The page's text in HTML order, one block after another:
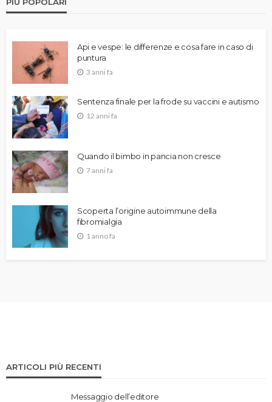
Api e vespe: le differenze e cosa fare in caso di
puntura
3 anni fa
Sentenza finale per la frode su vaccini e autismo
12 anni fa
Quando il bimbo in pancia non cresce
7 anni fa
Scoperta l’origine autoimmune della
fibromialgia
1 anno fa
ARTICOLI PIÙ RECENTI
Messaggio dell’editore